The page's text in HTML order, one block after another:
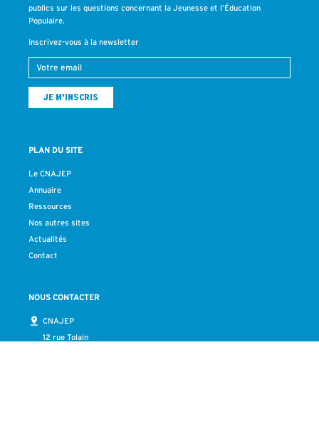
publics sur les questions concernant la Jeunesse et l’Éducation
Populaire.
Inscrivez-vous à la newsletter
PLAN DU SITE
Le CNAJEP
Annuaire
Ressources
Nos autres sites
Actualités
Contact
NOUS CONTACTER
CNAJEP
12 rue Tolain